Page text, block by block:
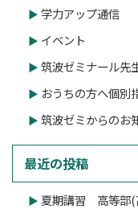
学力アップ通信
イベント
筑波ゼミナール先
おうちの方へ個別
筑波ゼミからのお
最近の投稿
夏期講習 高等部(